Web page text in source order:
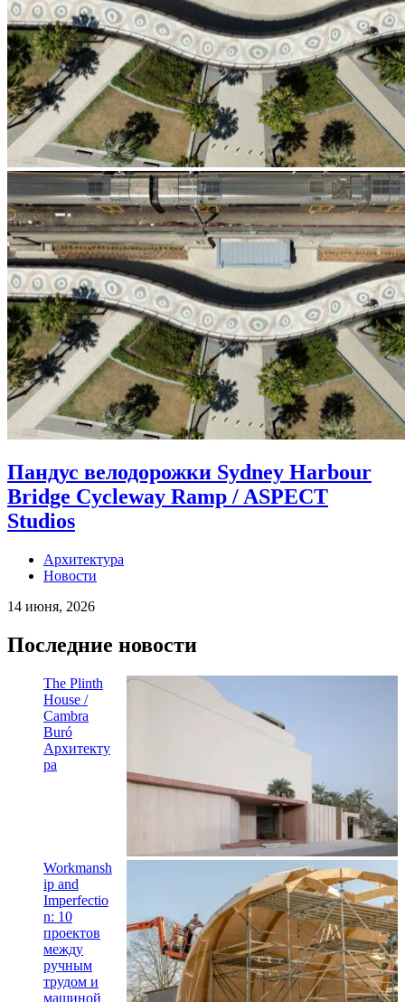
Пандус велодорожки Sydney Harbour
Bridge Cycleway Ramp / ASPECT
Studios
Архитектура
Новости
14 июня, 2026
Последние новости
The Plinth
House /
Cambra
Buró
Архитекту
ра
Workmansh
ip and
Imperfectio
n: 10
проектов
между
ручным
трудом и
машиной